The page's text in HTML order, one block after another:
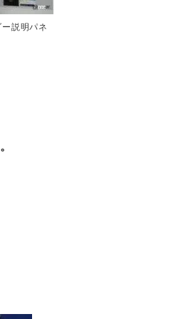
説明パネ